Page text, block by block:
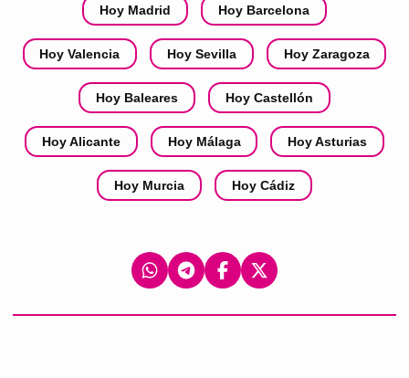
Hoy Madrid Hoy Barcelona
Hoy Valencia Hoy Sevilla Hoy Zaragoza
Hoy Baleares Hoy Castellón
Hoy Alicante Hoy Málaga Hoy Asturias
Hoy Murcia Hoy Cádiz